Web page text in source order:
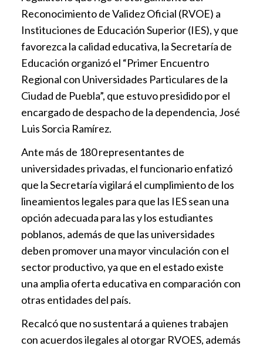
Reconocimiento de Validez Oficial (RVOE) a
Instituciones de Educación Superior (IES), y que
favorezca la calidad educativa, la Secretaría de
Educación organizó el “Primer Encuentro
Regional con Universidades Particulares de la
Ciudad de Puebla”, que estuvo presidido por el
encargado de despacho de la dependencia, José
Luis Sorcia Ramírez.
Ante más de 180 representantes de
universidades privadas, el funcionario enfatizó
que la Secretaría vigilará el cumplimiento de los
lineamientos legales para que las IES sean una
opción adecuada para las y los estudiantes
poblanos, además de que las universidades
deben promover una mayor vinculación con el
sector productivo, ya que en el estado existe
una amplia oferta educativa en comparación con
otras entidades del país.
Recalcó que no sustentará a quienes trabajen
con acuerdos ilegales al otorgar RVOES, además